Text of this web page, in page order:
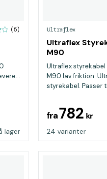
(5)
lager
Ultraflex
Ultraflex
M90
Ultraflex
M90 lav friktion.
styrekabel. Passer
fra782 kr
24 varianter